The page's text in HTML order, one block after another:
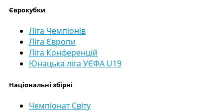
Єврокубки
Ліга Чемпіонів
Ліга Європи
Ліга Конференцій
Юнацька ліга УЄФА U19
Національні збірні
Чемпіонат Світу